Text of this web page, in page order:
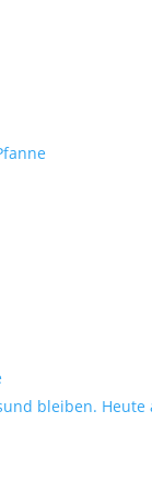
bleiben. Heute